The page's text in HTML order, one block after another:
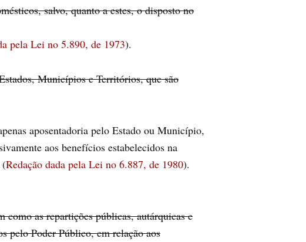
salvo, quanto a estes, o disposto no
pela Lei no 5.890, de 1973).
Municípios e Territórios, que são
aposentadoria pelo Estado ou Município,
aos benefícios estabelecidos na
(Redação dada pela Lei no 6.887, de 1980).
as repartições públicas, autárquicas e
pelo Poder Público, em relação aos